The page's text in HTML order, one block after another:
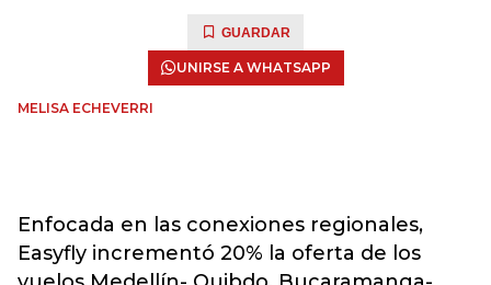
GUARDAR
UNIRSE A WHATSAPP
MELISA ECHEVERRI
Enfocada en las conexiones regionales,
Easyfly incrementó 20% la oferta de los